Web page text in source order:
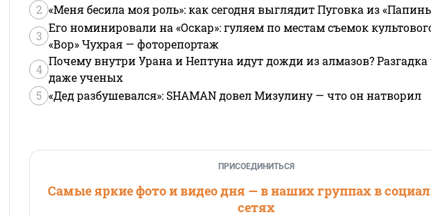
2 «Меня бесила моя роль»: как сегодня выглядит Пуговка из
3
Его номинировали на «Оскар»: гуляем по местам съемок
«Вор» Чухрая — фоторепортаж
4
Почему внутри Урана и Нептуна идут дожди из алмазов?
даже ученых
5 «Дед разбушевался»: SHAMAN довел Мизулину — что он натворил
ПРИСОЕДИНИТЬСЯ
Самые яркие фото и видео дня — в наших группах в
сетях